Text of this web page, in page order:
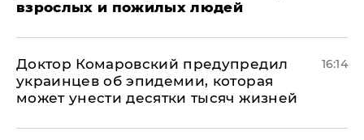
взрослых и пожилых людей
Доктор Комаровский предупредил
украинцев об эпидемии, которая
может унести десятки тысяч жизней
16:14